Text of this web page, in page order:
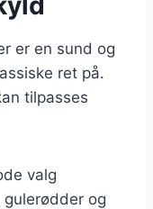
er en sund og
ret på.
tilpasses
valg
og